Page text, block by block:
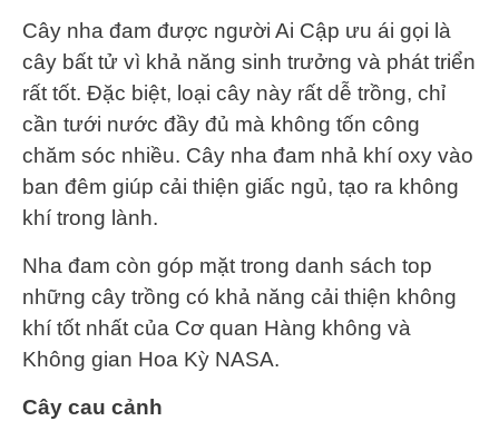
Cây nha đam được người Ai Cập ưu ái gọi là
cây bất tử vì khả năng sinh trưởng và phát triển
rất tốt. Đặc biệt, loại cây này rất dễ trồng, chỉ
cần tưới nước đầy đủ mà không tốn công
chăm sóc nhiều. Cây nha đam nhả khí oxy vào
ban đêm giúp cải thiện giấc ngủ, tạo ra không
khí trong lành.
Nha đam còn góp mặt trong danh sách top
những cây trồng có khả năng cải thiện không
khí tốt nhất của Cơ quan Hàng không và
Không gian Hoa Kỳ NASA.
Cây cau cảnh